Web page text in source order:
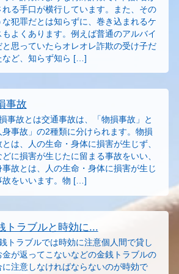
れる手口が横行しています。また、その
な犯罪だとは知らずに、巻き込まれるケ
もよくあります。例えば普通のアルバイ
と思っていたらオレオレ詐欺の受け子だ
など、知らず知ら […]
事故
事故とは交通事故は、「物損事故」と
身事故」の2種類に分けられます。物損
とは、人の生命・身体に損害が生じず、
どに損害が生じたに留まる事故をいい、
事故とは、人の生命・身体に損害が生じ
故をいいます。物 […]
トラブルと時効に...
トラブルでは時効に注意個人間で貸し
金が返ってこないなどの金銭トラブルの
に注意しなければならないのが時効で